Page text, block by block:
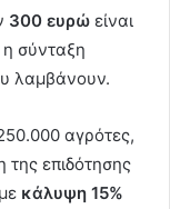
300 ευρώ είναι
σύνταξη
λαμβάνουν.
αγρότες,
επιδότησης
κάλυψη 15%